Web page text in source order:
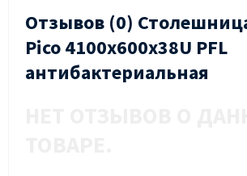
Отзывов (0)
Pico 4100х600х38U PFL
антибактериальная